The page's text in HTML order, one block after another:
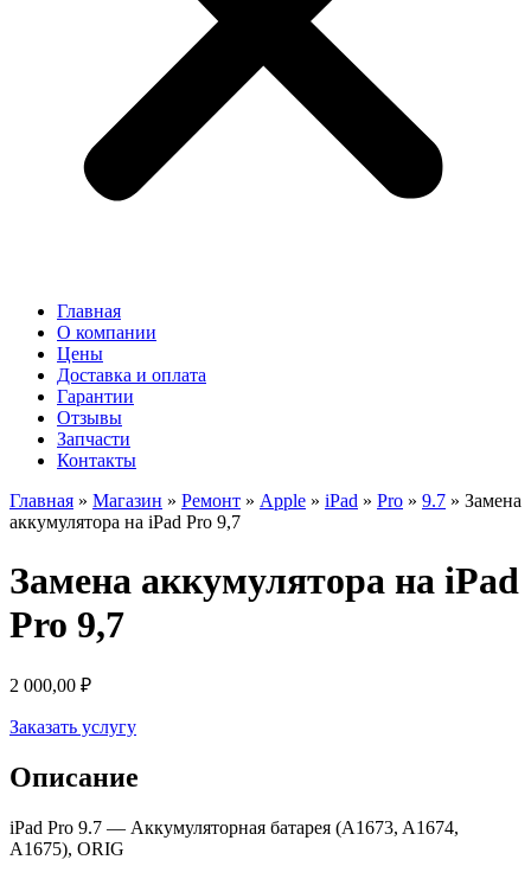
Главная
О компании
Цены
Доставка и оплата
Гарантии
Отзывы
Запчасти
Контакты
Главная » Магазин » Ремонт » Apple » iPad » Pro » 9.7 » Замена
аккумулятора на iPad Pro 9,7
Замена аккумулятора на iPad
Pro 9,7
2 000,00 ₽
Заказать услугу
Описание
iPad Pro 9.7 — Аккумуляторная батарея (A1673, A1674,
A1675), ORIG